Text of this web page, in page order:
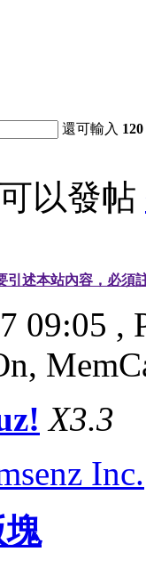
還可輸入 120
以發帖
引述本站內容，必須
09:05 ,
X3.3
Inc.